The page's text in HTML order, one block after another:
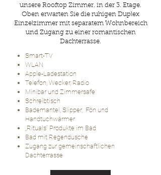
unsere Rooftop Zimmer. in der 3. Etage.
Oben erwarten Sie die ruhigen Duplex
Einzelzimmer mit separatem Wohnbereich
und Zugang zu einer romantischen
Dachterrasse.
Smart-TV
WLAN
Apple-Ladestation
Telefon, Wecker, Radio
Minibar und Zimmersafe
Schreibtisch
Bademantel, Slipper, Fön und
Handtuchwärmer
„Rituals“ Produkte im Bad
Bad mit Regendusche
Zugang zur gemeinschaftlichen
Dachterrasse